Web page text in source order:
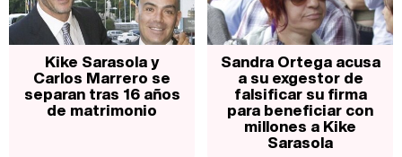
Kike Sarasola y
Carlos Marrero se
separan tras 16 años
de matrimonio
Sandra Ortega acusa
a su exgestor de
falsificar su firma
para beneficiar con
millones a Kike
Sarasola